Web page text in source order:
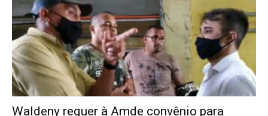
Waldeny requer à Amde convênio para